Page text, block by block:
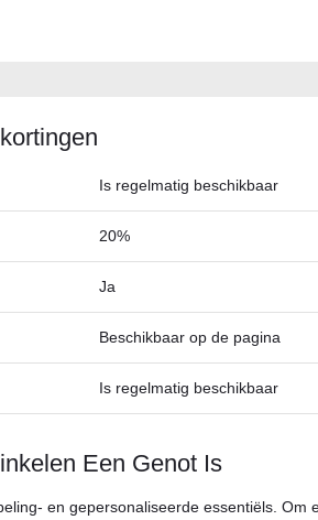
Is regelmatig beschikbaar
20%
Ja
Beschikbaar op de pagina
Is regelmatig beschikbaar
Een Genot Is
en gepersonaliseerde essentiëls. Om